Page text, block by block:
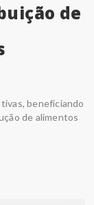
de
beneficiando
de alimentos